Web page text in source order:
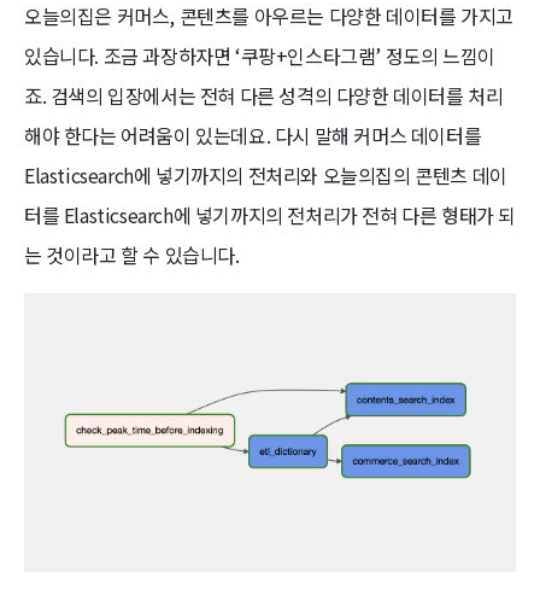
오늘의집은 커머스, 콘텐츠를 아우르는 다양한 데이터를 가지고
있습니다. 조금 과장하자면 ‘쿠팡+인스타그램’ 정도의 느낌이
죠. 검색의 입장에서는 전혀 다른 성격의 다양한 데이터를 처리
해야 한다는 어려움이 있는데요. 다시 말해 커머스 데이터를
Elasticsearch에 넣기까지의 전처리와 오늘의집의 콘텐츠 데이
터를 Elasticsearch에 넣기까지의 전처리가 전혀 다른 형태가 되
는 것이라고 할 수 있습니다.